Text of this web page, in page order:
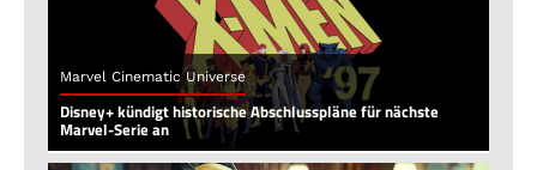
Marvel Cinematic Universe
Disney+ kündigt historische Abschlusspläne für nächste
Marvel-Serie an